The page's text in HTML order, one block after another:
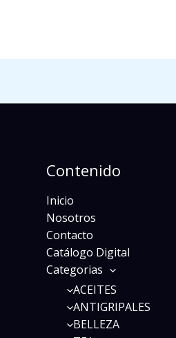
Contenido
Inicio
Nosotros
Contacto
Catálogo Digital
Categorias
ACEITES
ANTIGRIPALES
BELLEZA